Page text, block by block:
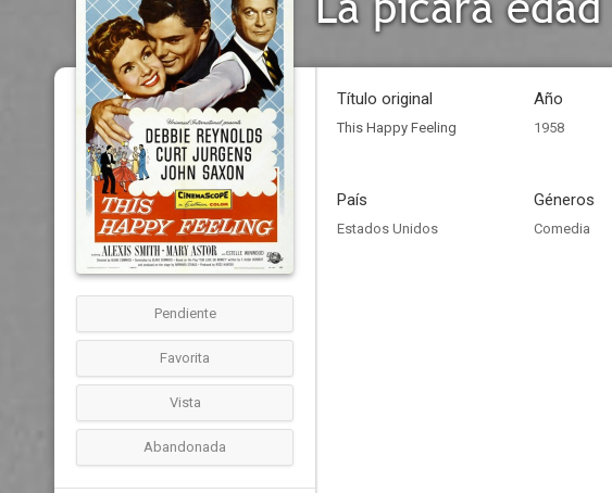
Pendiente
Favorita
Vista
Abandonada
Título original
This Happy Feeling
Año
1958
País
Estados Unidos
Géneros
Comedia